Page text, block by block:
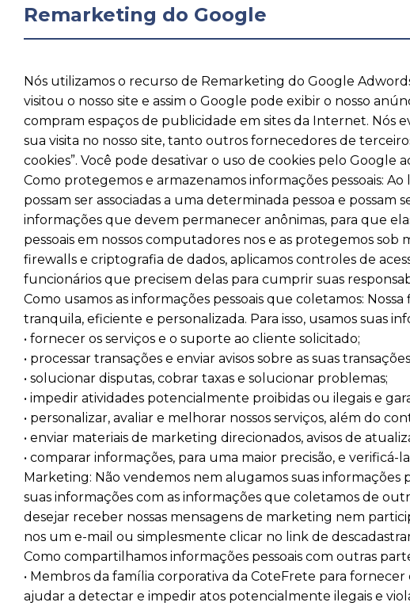
Remarketing do Google
Nós utilizamos o recurso de Remarketing do Google
visitou o nosso site e assim o Google pode exibir o nosso
compram espaços de publicidade em sites da Internet. Nós
sua visita no nosso site, tanto outros fornecedores de
cookies”. Você pode desativar o uso de cookies pelo Google
Como protegemos e armazenamos informações pessoais:
possam ser associadas a uma determinada pessoa e possam
informações que devem permanecer anônimas, para que
pessoais em nossos computadores nos e as protegemos
firewalls e criptografia de dados, aplicamos controles de
funcionários que precisem delas para cumprir suas
Como usamos as informações pessoais que coletamos:
tranquila, eficiente e personalizada. Para isso, usamos suas
• fornecer os serviços e o suporte ao cliente solicitado;
• processar transações e enviar avisos sobre as suas transações
• solucionar disputas, cobrar taxas e solucionar problemas;
• impedir atividades potencialmente proibidas ou ilegais e
• personalizar, avaliar e melhorar nossos serviços, além do
• enviar materiais de marketing direcionados, avisos de
• comparar informações, para uma maior precisão, e verificá-
Marketing: Não vendemos nem alugamos suas
suas informações com as informações que coletamos de
desejar receber nossas mensagens de marketing nem
nos um e-mail ou simplesmente clicar no link de
Como compartilhamos informações pessoais com outras
• Membros da família corporativa da CoteFrete para
ajudar a detectar e impedir atos potencialmente ilegais e